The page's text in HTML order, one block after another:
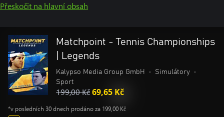
Přeskočit na hlavní obsah
Matchpoint - Tennis Championships
| Legends
Kalypso Media Group GmbH • Simulátory
•
Sport
199,00 Kč69,65 Kč
*v posledních 30 dnech prodáno za 199,00 Kč